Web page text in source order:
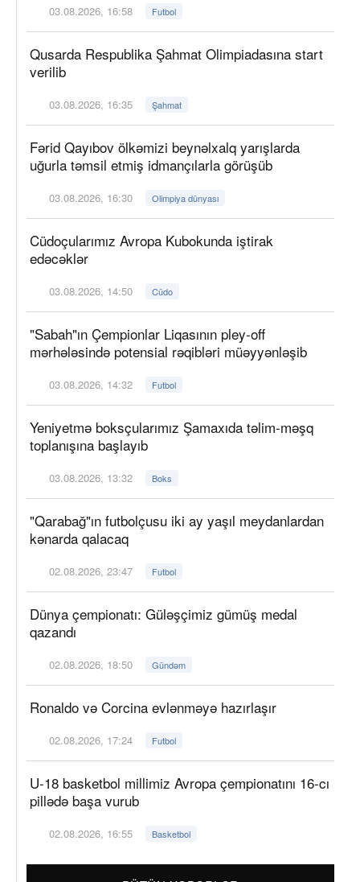
03.08.2026, 16:58 Futbol
Qusarda Respublika Şahmat Olimpiadasına start
verilib
03.08.2026, 16:35 Şahmat
Fərid Qayıbov ölkəmizi beynəlxalq yarışlarda
uğurla təmsil etmiş idmançılarla görüşüb
03.08.2026, 16:30 Olimpiya dünyası
Cüdoçularımız Avropa Kubokunda iştirak
edəcəklər
03.08.2026, 14:50 Cüdo
"Sabah"ın Çempionlar Liqasının pley-off
mərhələsində potensial rəqibləri müəyyənləşib
03.08.2026, 14:32 Futbol
Yeniyetmə boksçularımız Şamaxıda təlim-məşq
toplanışına başlayıb
03.08.2026, 13:32 Boks
"Qarabağ"ın futbolçusu iki ay yaşıl meydanlardan
kənarda qalacaq
02.08.2026, 23:47 Futbol
Dünya çempionatı: Güləşçimiz gümüş medal
qazandı
02.08.2026, 18:50 Gündəm
Ronaldo və Corcina evlənməyə hazırlaşır
02.08.2026, 17:24 Futbol
U-18 basketbol millimiz Avropa çempionatını 16-cı
pillədə başa vurub
02.08.2026, 16:55 Basketbol